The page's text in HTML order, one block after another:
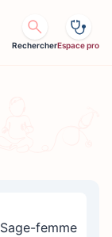
RechercherEspace pro
Sage-femme